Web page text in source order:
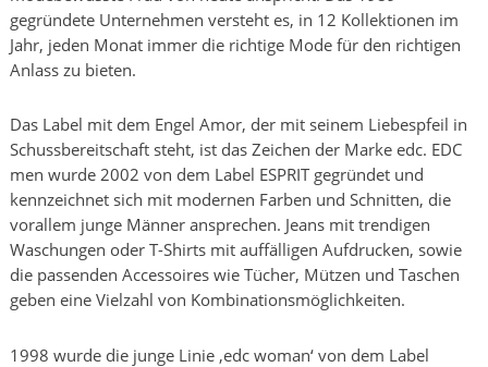
gegründete Unternehmen versteht es, in 12 Kollektionen im
Jahr, jeden Monat immer die richtige Mode für den richtigen
Anlass zu bieten.
Das Label mit dem Engel Amor, der mit seinem Liebespfeil in
Schussbereitschaft steht, ist das Zeichen der Marke edc. EDC
men wurde 2002 von dem Label ESPRIT gegründet und
kennzeichnet sich mit modernen Farben und Schnitten, die
vorallem junge Männer ansprechen. Jeans mit trendigen
Waschungen oder T-Shirts mit auffälligen Aufdrucken, sowie
die passenden Accessoires wie Tücher, Mützen und Taschen
geben eine Vielzahl von Kombinationsmöglichkeiten.
1998 wurde die junge Linie ‚edc woman‘ von dem Label